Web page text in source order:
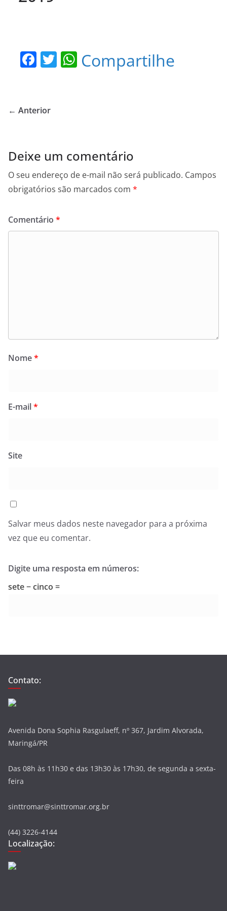
F
e
o
k
T W
p
Compartilhe
← Anterior
Deixe um comentário
O seu endereço de e-mail não será publicado. Campos
obrigatórios são marcados com *
Comentário *
Nome*
E-mail*
Site
Salvar meus dados neste navegador para a próxima
vez que eu comentar.
Digite uma resposta em números:
sete − cinco =
Contato:
Avenida Dona Sophia Rasgulaeff, nº 367, Jardim Alvorada,
Maringá/PR
Das 08h às 11h30 e das 13h30 às 17h30, de segunda a sexta-
feira
sinttromar@sinttromar.org.br
(44) 3226-4144
Localização: